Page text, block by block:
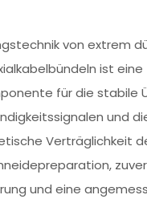
von extrem
ist eine
für die stabile
und
Verträglichkeit
und eine